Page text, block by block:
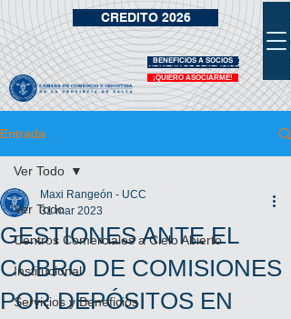
¡QUIERO ASOCIARME!
VIDRIERA DE BENEFICIOS
BENEFICIOS A SOCIOS
CREDITO 2026
Entrada
Ver Todo
Centros Comerciales a Cielo Abierto
Institucional
Servicios y Beneficios
Ver Todo
GESTIONES ANTE EL
COBRO DE COMISIONES
POR DEPÓSITOS EN
Maxi Rangeón - UCC
31 mar 2023